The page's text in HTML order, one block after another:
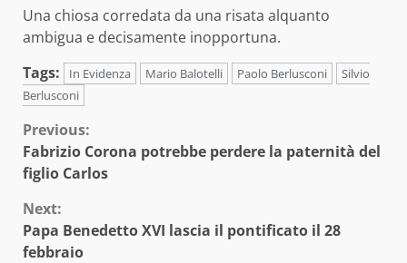
Una chiosa corredata da una risata alquanto
ambigua e decisamente inopportuna.
Tags:
In Evidenza Mario Balotelli Paolo Berlusconi
Silvio
Berlusconi
Continue
Reading
Previous:
Fabrizio Corona potrebbe perdere la paternità del
figlio Carlos
Next:
Papa Benedetto XVI lascia il pontificato il 28
febbraio